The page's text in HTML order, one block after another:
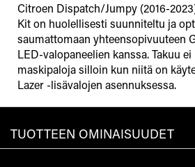
Citroen Dispatch/Jumpy (2016-
Kit on huolellisesti suunniteltu ja
saumattomaan yhteensopivuuteen
LED-valopaneelien kanssa. Takuu
maskipaloja silloin kun niitä on
Lazer -lisävalojen asennuksessa.
TUOTTEEN OMINAISUUDET